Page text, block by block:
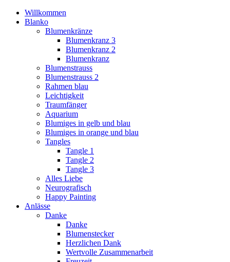
Willkommen
Blanko
Blumenkränze
Blumenkranz 3
Blumenkranz 2
Blumenkranz
Blumenstrauss
Blumenstrauss 2
Rahmen blau
Leichtigkeit
Traumfänger
Aquarium
Blumiges in gelb und blau
Blumiges in orange und blau
Tangles
Tangle 1
Tangle 2
Tangle 3
Alles Liebe
Neurografisch
Happy Painting
Anlässe
Danke
Danke
Blumenstecker
Herzlichen Dank
Wertvolle Zusammenarbeit